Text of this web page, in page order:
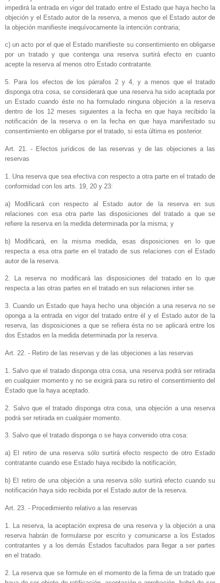
impedirá la entrada en vigor del tratado entre el Estado que haya hecho la
objeción y el Estado autor de la reserva, a menos que el Estado autor de
la objeción manifieste inequívocamente la intención contraria;
c) un acto por el que el Estado manifieste su consentimiento en obligarse
por un tratado y que contenga una reserva surtirá efecto en cuanto
acepte la reserva al menos otro Estado contratante.
5. Para los efectos de los párrafos 2 y 4, y a menos que el tratado
disponga otra cosa, se considerará que una reserva ha sido aceptada por
un Estado cuando éste no ha formulado ninguna objeción a la reserva
dentro de los 12 meses siguientes a la fecha en que haya recibido la
notificación de la reserva o en la fecha en que haya manifestado su
consentimiento en obligarse por el tratado, si esta última es posterior.
Art. 21. - Efectos jurídicos de las reservas y de las objeciones a las
reservas
1. Una reserva que sea efectiva con respecto a otra parte en el tratado de
conformidad con los arts. 19, 20 y 23:
a) Modificará con respecto al Estado autor de la reserva en sus
relaciones con esa otra parte las disposiciones del tratado a que se
refiere la reserva en la medida determinada por la misma; y
b) Modificará, en la misma medida, esas disposiciones en lo que
respecta a esa otra parte en el tratado de sus relaciones con el Estado
autor de la reserva.
2. La reserva no modificará las disposiciones del tratado en lo que
respecta a las otras partes en el tratado en sus relaciones inter se.
3. Cuando un Estado que haya hecho una objeción a una reserva no se
oponga a la entrada en vigor del tratado entre él y el Estado autor de la
reserva, las disposiciones a que se refiera ésta no se aplicará entre los
dos Estados en la medida determinada por la reserva.
Art. 22. - Retiro de las reservas y de las objeciones a las reservas
1. Salvo que el tratado disponga otra cosa, una reserva podrá ser retirada
en cualquier momento y no se exigirá para su retiro el consentimiento del
Estado que la haya aceptado.
2. Salvo que el tratado disponga otra cosa, una objeción a una reserva
podrá ser retirada en cualquier momento.
3. Salvo que el tratado disponga o se haya convenido otra cosa:
a) El retiro de una reserva sólo surtirá efecto respecto de otro Estado
contratante cuando ese Estado haya recibido la notificación;
b) El retiro de una objeción a una reserva sólo surtirá efecto cuando su
notificación haya sido recibida por el Estado autor de la reserva.
Art. 23. - Procedimiento relativo a las reservas
1. La reserva, la aceptación expresa de una reserva y la objeción a una
reserva habrán de formularse por escrito y comunicarse a los Estados
contratantes y a los demás Estados facultados para llegar a ser partes
en el tratado.
2. La reserva que se formule en el momento de la firma de un tratado que